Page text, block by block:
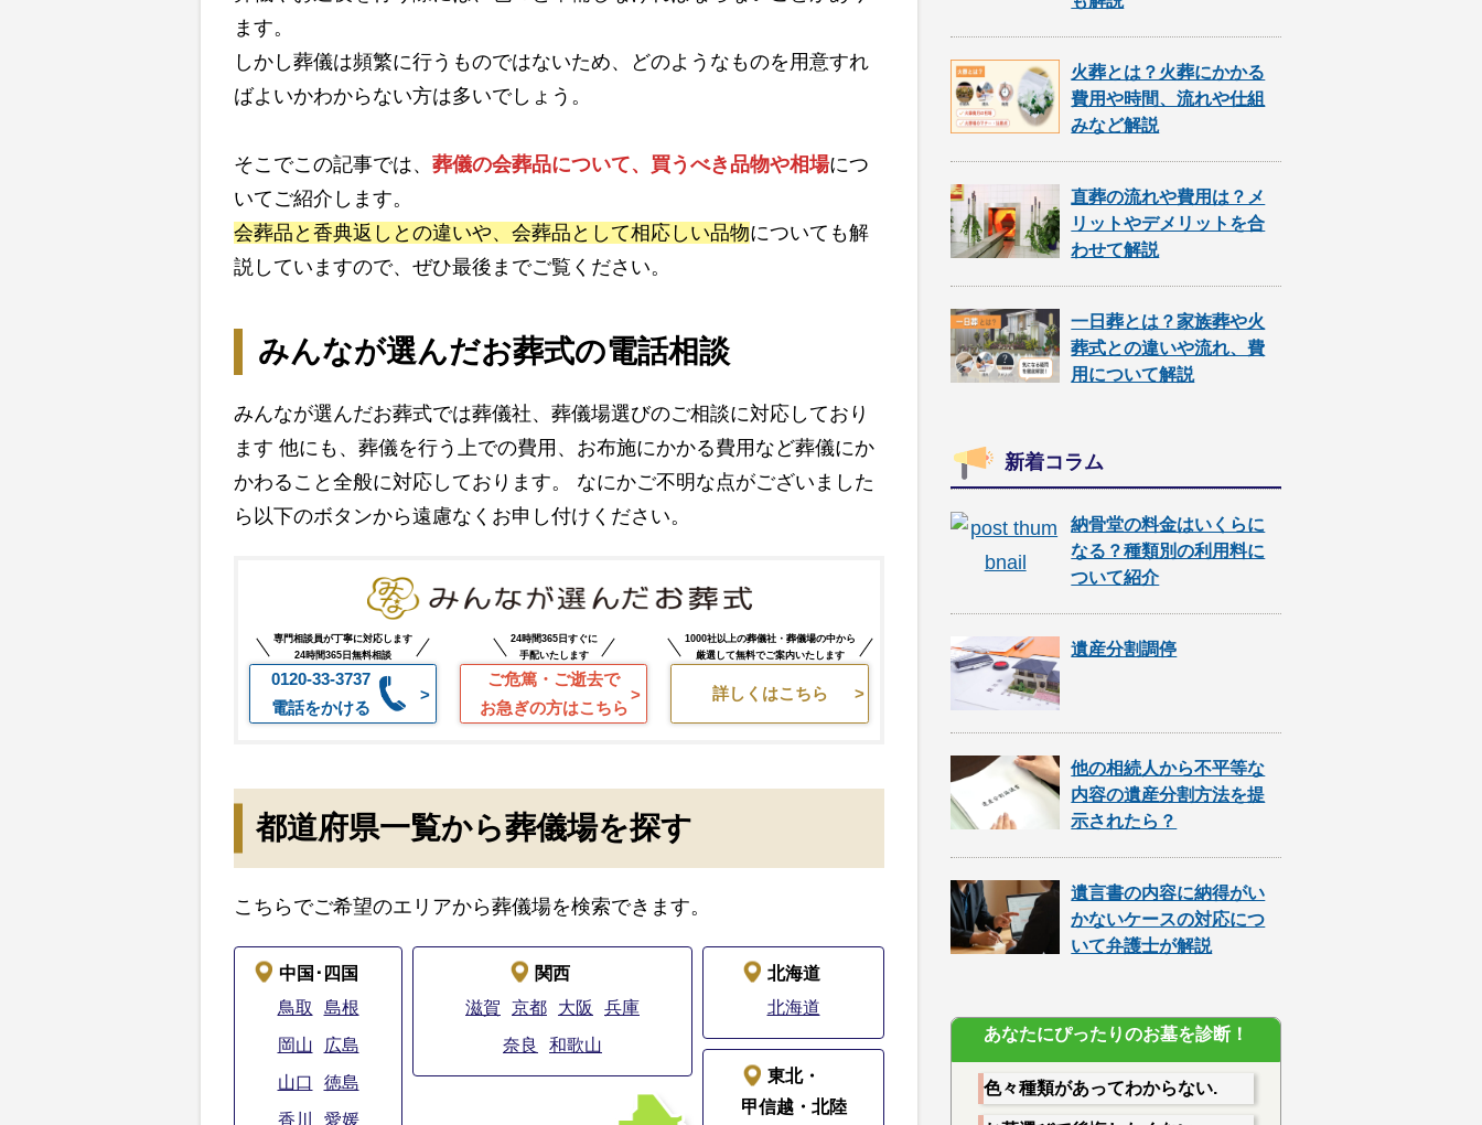
ます。
しかし葬儀は頻繁に行うものではないため、どのようなものを用意すれ
ばよいかわからない方は多いでしょう。
そこでこの記事では、 葬儀の会葬品について、買うべき品物や相場につ
いてご紹介します。
会葬品と香典返しとの違いや、会葬品として相応しい品物についても解
説していますので、ぜひ最後までご覧ください。
みんなが選んだお葬式の電話相談
みんなが選んだお葬式では葬儀社、葬儀場選びのご相談に対応しており
ます 他にも、葬儀を行う上での費用、お布施にかかる費用など葬儀にか
かわること全般に対応しております。 なにかご不明な点がございました
ら以下のボタンから遠慮なくお申し付けください。
専門相談員が丁寧に対応します
24時間365日無料相談
0120-33-3737
電話をかける
24時間365日すぐに
手配いたします
ご危篤・ご逝去で
お急ぎの方はこちら
1000社以上の葬儀社・葬儀場の中から
厳選して無料でご案内いたします
詳しくはこちら
都道府県一覧から葬儀場を探す
こちらでご希望のエリアから葬儀場を検索できます。
北海道
北海道
東北・
甲信越・北陸
関西
滋賀
京都 大阪
兵庫
奈良
和歌山
中国･四国
鳥取
島根
岡山
広島
山口
徳島
香川
愛媛
火葬とは？火葬にかかる
費用や時間、流れや仕組
みなど解説
直葬の流れや費用は？メ
リットやデメリットを合
わせて解説
一日葬とは？家族葬や火
葬式との違いや流れ、費
用について解説
新着コラム
納骨堂の料金はいくらに
なる？種類別の利用料に
ついて紹介
遺産分割調停
他の相続人から不平等な
内容の遺産分割方法を提
示されたら？
遺言書の内容に納得がい
かないケースの対応につ
いて弁護士が解説
あなたにぴったりのお墓を診断！
色々種類があってわからない.